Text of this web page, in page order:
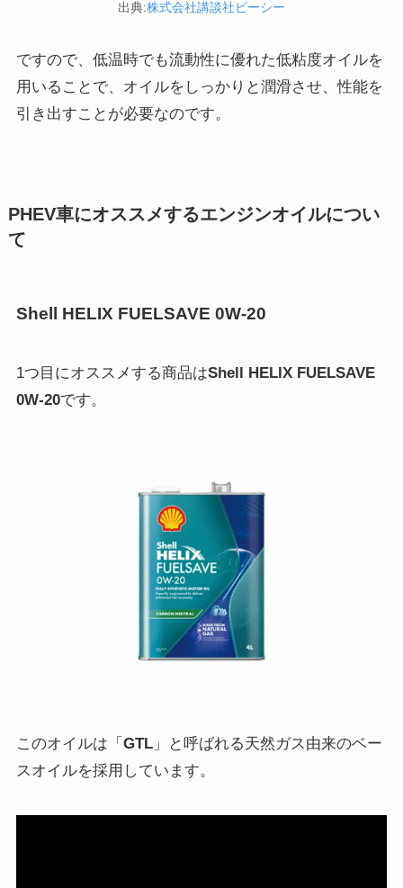
出典:株式会社講談社ビーシー
ですので、低温時でも流動性に優れた低粘度オイルを
用いることで、オイルをしっかりと潤滑させ、性能を
引き出すことが必要なのです。
PHEV車にオススメするエンジンオイルについ
て
Shell HELIX FUELSAVE 0W-20
1つ目にオススメする商品はShell HELIX FUELSAVE
0W-20です。
このオイルは「 GTL」と呼ばれる天然ガス由来のベー
スオイルを採用しています。